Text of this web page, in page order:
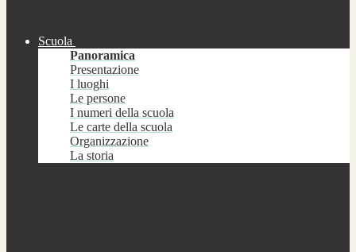
Scuola
Panoramica
Presentazione
I luoghi
Le persone
I numeri della scuola
Le carte della scuola
Organizzazione
La storia